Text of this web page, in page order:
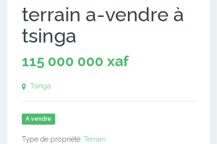
terrain a-vendre à
tsinga
115 000 000 xaf
Tsinga
A vendre
Type de propriété: Terrain